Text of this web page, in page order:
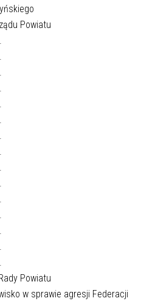
Powiatu
Powiatu
w sprawie agresji Federacji